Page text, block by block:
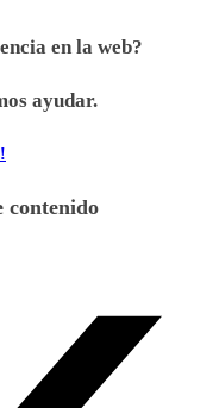
en la web?
ayudar.
contenido